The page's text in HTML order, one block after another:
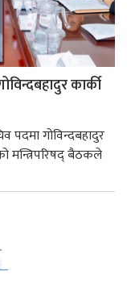
कार्की
गोविन्दबहादुर
मन्त्रिपरिषद् बैठकले